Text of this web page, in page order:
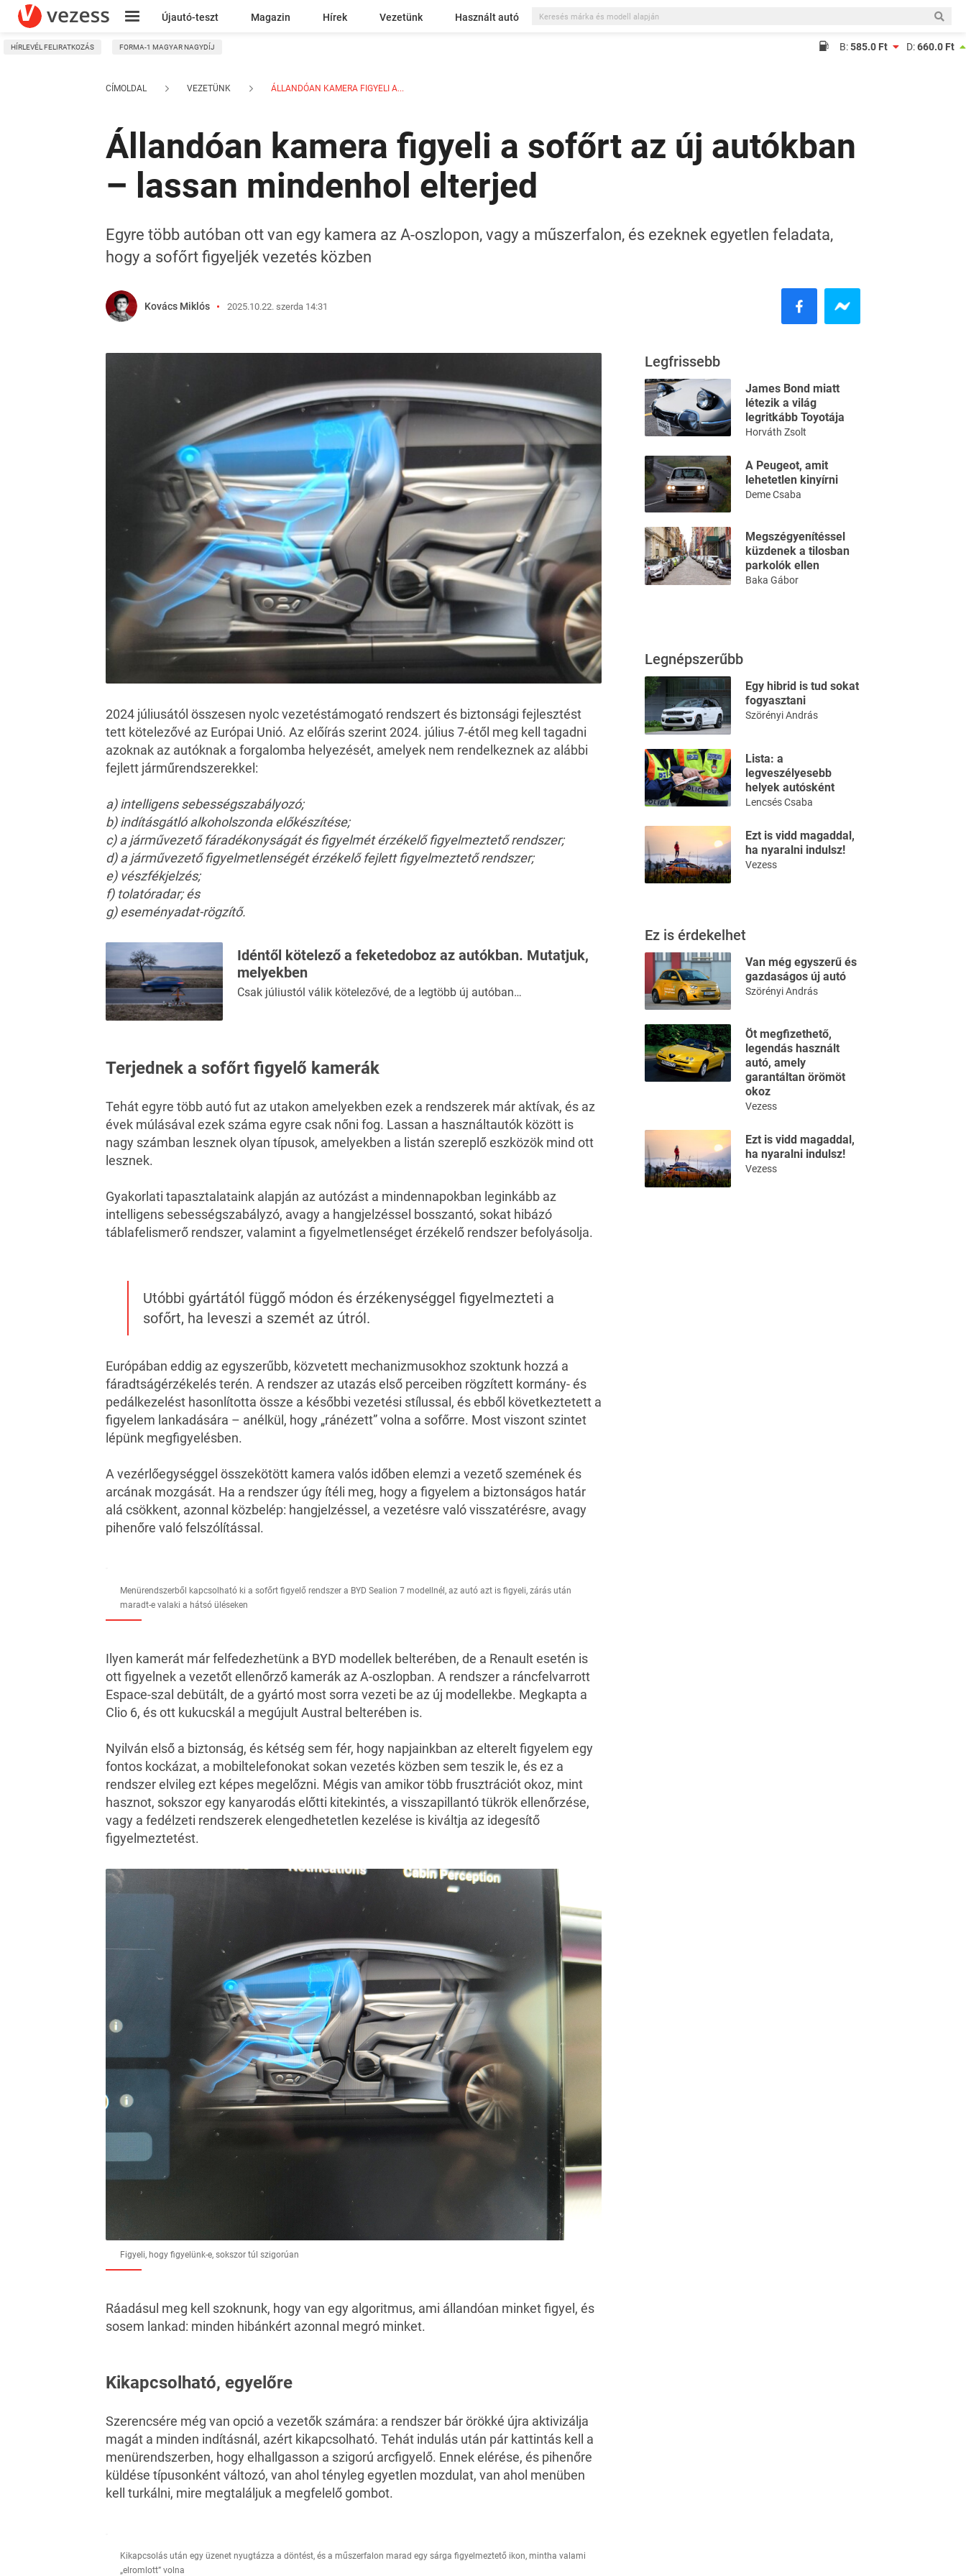
Újautó-teszt Magazin Hírek Vezetünk Használt autó
Kresz
HÍRLEVÉL FELIRATKOZÁS FORMA-1 MAGYAR NAGYDÍJ B:585.0 Ft D:660.0 Ft
CÍMOLDAL VEZETÜNK ÁLLANDÓAN KAMERA FIGYELI A...
Állandóan kamera figyeli a sofőrt az új autókban
– lassan mindenhol elterjed
Egyre több autóban ott van egy kamera az A-oszlopon, vagy a műszerfalon, és ezeknek egyetlen feladata,
hogy a sofőrt figyeljék vezetés közben
Kovács Miklós 2025.10.22. szerda 14:31
2024 júliusától összesen nyolc vezetéstámogató rendszert és biztonsági fejlesztést
tett kötelezővé az Európai Unió. Az előírás szerint 2024. július 7-étől meg kell tagadni
azoknak az autóknak a forgalomba helyezését, amelyek nem rendelkeznek az alábbi
fejlett járműrendszerekkel:
a) intelligens sebességszabályozó;
b) indításgátló alkoholszonda előkészítése;
c) a járművezető fáradékonyságát és figyelmét érzékelő figyelmeztető rendszer;
d) a járművezető figyelmetlenségét érzékelő fejlett figyelmeztető rendszer;
e) vészfékjelzés;
f) tolatóradar; és
g) eseményadat-rögzítő.
Idéntől kötelező a feketedoboz az autókban. Mutatjuk,
melyekben
Csak júliustól válik kötelezővé, de a legtöbb új autóban…
Terjednek a sofőrt figyelő kamerák
Tehát egyre több autó fut az utakon amelyekben ezek a rendszerek már aktívak, és az
évek múlásával ezek száma egyre csak nőni fog. Lassan a használtautók között is
nagy számban lesznek olyan típusok, amelyekben a listán szereplő eszközök mind ott
lesznek.
Gyakorlati tapasztalataink alapján az autózást a mindennapokban leginkább az
intelligens sebességszabályzó, avagy a hangjelzéssel bosszantó, sokat hibázó
táblafelismerő rendszer, valamint a figyelmetlenséget érzékelő rendszer befolyásolja.
Utóbbi gyártától függő módon és érzékenységgel figyelmezteti a
sofőrt, ha leveszi a szemét az útról.
Európában eddig az egyszerűbb, közvetett mechanizmusokhoz szoktunk hozzá a
fáradtságérzékelés terén. A rendszer az utazás első perceiben rögzített kormány- és
pedálkezelést hasonlította össze a későbbi vezetési stílussal, és ebből következtetett a
figyelem lankadására – anélkül, hogy „ránézett” volna a sofőrre. Most viszont szintet
lépünk megfigyelésben.
A vezérlőegységgel összekötött kamera valós időben elemzi a vezető szemének és
arcának mozgását. Ha a rendszer úgy ítéli meg, hogy a figyelem a biztonságos határ
alá csökkent, azonnal közbelép: hangjelzéssel, a vezetésre való visszatérésre, avagy
pihenőre való felszólítással.
Menürendszerből kapcsolható ki a sofőrt figyelő rendszer a BYD Sealion 7 modellnél, az autó azt is figyeli, zárás után
maradt-e valaki a hátsó üléseken
Ilyen kamerát már felfedezhetünk aBYDmodellek belterében, de a Renault esetén is
ott figyelnek a vezetőt ellenőrző kamerák az A-oszlopban. A rendszer a ráncfelvarrott
Espace-szal debütált, de a gyártó most sorra vezeti be az új modellekbe. Megkapta a
Clio 6, és ott kukucskál a megújult Austral belterében is.
Nyilván első a biztonság, és kétség sem fér, hogy napjainkban az elterelt figyelem egy
fontos kockázat, a mobiltelefonokat sokan vezetés közben sem teszik le, és ez a
rendszer elvileg ezt képes megelőzni. Mégis van amikor több frusztrációt okoz, mint
hasznot, sokszor egy kanyarodás előtti kitekintés, a visszapillantó tükrök ellenőrzése,
vagy a fedélzeti rendszerek elengedhetetlen kezelése is kiváltja az idegesítő
figyelmeztetést.
Legfrissebb
James Bond miatt
létezik a világ
legritkább Toyotája
Horváth Zsolt
A Peugeot, amit
lehetetlen kinyírni
Deme Csaba
Megszégyenítéssel
küzdenek a tilosban
parkolók ellen
Baka Gábor
Legnépszerűbb
Egy hibrid is tud sokat
fogyasztani
Szörényi András
Lista: a
legveszélyesebb
helyek autósként
Lencsés Csaba
Ezt is vidd magaddal,
ha nyaralni indulsz!
Vezess
Ez is érdekelhet
Van még egyszerű és
gazdaságos új autó
Szörényi András
Öt megfizethető,
legendás használt
autó, amely
garantáltan örömöt
okoz
Vezess
Ezt is vidd magaddal,
ha nyaralni indulsz!
Vezess